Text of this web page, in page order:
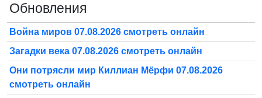
Обновления
Война миров 07.08.2026 смотреть онлайн
Загадки века 07.08.2026 смотреть онлайн
Они потрясли мир Киллиан Мёрфи 07.08.2026
смотреть онлайн